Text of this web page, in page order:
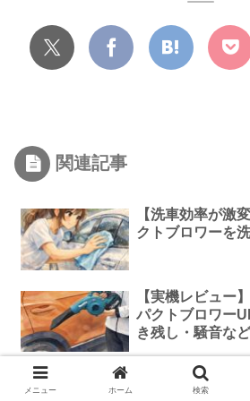
関連記事
【洗車効率が激
クトブロワーを
【実機レビュー
パクトブロワー
き残し・騒音な
【育休中ママの
メニュー ホーム 検索